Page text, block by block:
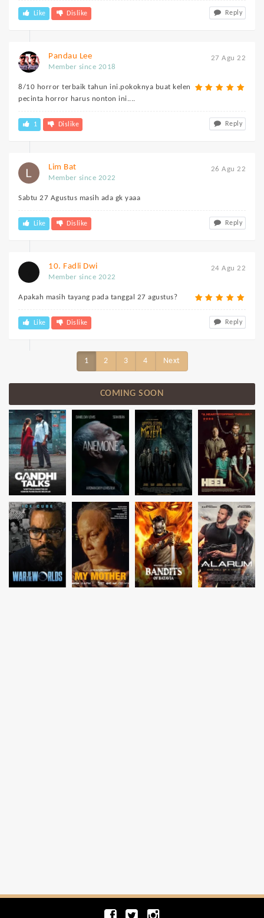
Like Dislike Reply
27 Agu 22
Pandau Lee
Member since 2018
8/10 horror terbaik tahun ini.pokoknya buat kelen
pecinta horror harus nonton ini....
1 Dislike Reply
26 Agu 22
Lim Bat
Member since 2022
Sabtu 27 Agustus masih ada gk yaaa
Like Dislike Reply
24 Agu 22
10. Fadli Dwi
Member since 2022
Apakah masih tayang pada tanggal 27 agustus?
Like Dislike Reply
1 2 3 4 Next
COMING SOON